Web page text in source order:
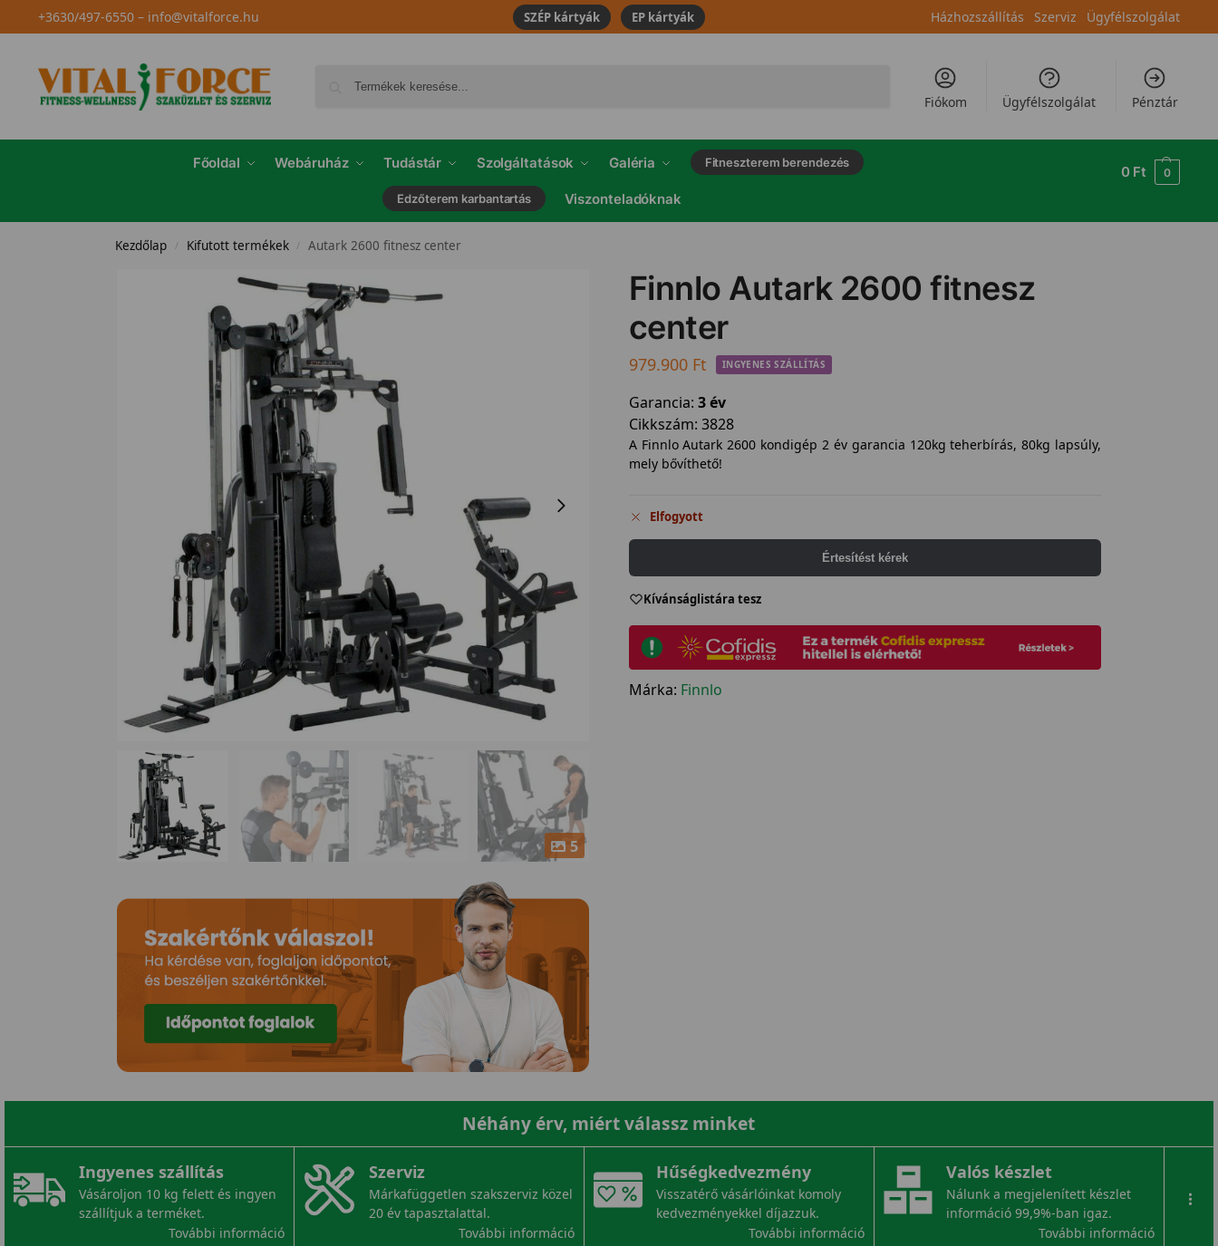
+3630/497-6550– info@vitalforce.hu SZÉP kártyák EP kártyák Házhozszállítás Szerviz Ügyfélszolgálat
Fiókom Ügyfélszolgálat Pénztár
Főoldal Webáruház Tudástár Szolgáltatások Galéria Fitneszterem berendezés
Edzőterem karbantartás Viszonteladóknak
0 Ft 0
Kezdőlap / Kifutott termékek / Autark 2600 fitnesz center
5
Finnlo Autark 2600 fitnesz
center
979.900 Ft INGYENES SZÁLLÍTÁS
Garancia: 3 év
Cikkszám: 3828
A Finnlo Autark 2600 kondigép 2 év garancia 120kg teherbírás, 80kg lapsúly,
mely bővíthető!
Elfogyott
Értesítést kérek
Kívánságlistára tesz
Márka: Finnlo
Néhány érv, miért válassz minket
Ingyenes szállítás
Vásároljon 10 kg felett és ingyen
szállítjuk a terméket.
További információ
Szerviz
Márkafüggetlen szakszerviz közel
20 év tapasztalattal.
További információ
Hűségkedvezmény
Visszatérő vásárlóinkat komoly
kedvezményekkel díjazzuk.
További információ
Valós készlet
Nálunk a megjelenített készlet
információ 99,9%-ban igaz.
További információ
...